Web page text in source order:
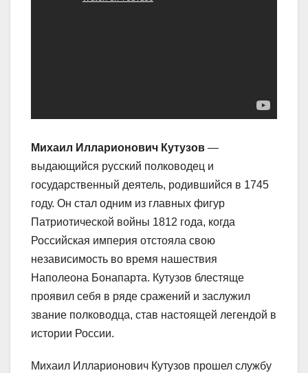
Михаил Илларионович Кутузов —
выдающийся русский полководец и
государственный деятель, родившийся в 1745
году. Он стал одним из главных фигур
Патриотической войны 1812 года, когда
Российская империя отстояла свою
независимость во время нашествия
Наполеона Бонапарта. Кутузов блестяще
проявил себя в ряде сражений и заслужил
звание полководца, став настоящей легендой в
истории России.
Михаил Илларионович Кутузов прошел службу